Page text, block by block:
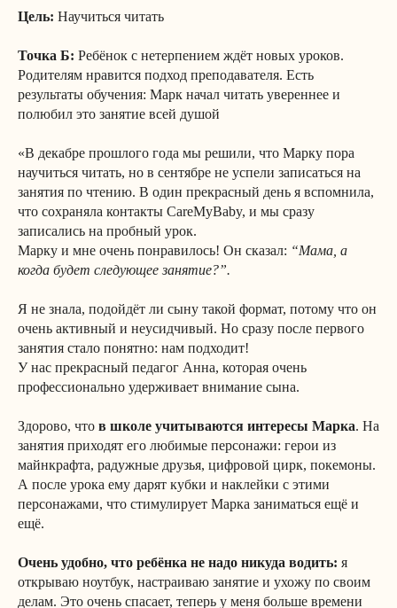
Цель: Научиться читать
Точка Б: Ребёнок с нетерпением ждёт новых уроков.
Родителям нравится подход преподавателя. Есть
результаты обучения: Марк начал читать увереннее и
полюбил это занятие всей душой
«В декабре прошлого года мы решили, что Марку пора
научиться читать, но в сентябре не успели записаться на
занятия по чтению. В один прекрасный день я вспомнила,
что сохраняла контакты CareMyBaby, и мы сразу
записались на пробный урок.
Марку и мне очень понравилось! Он сказал: “Мама, а
когда будет следующее занятие?”.
Я не знала, подойдёт ли сыну такой формат, потому что он
очень активный и неусидчивый. Но сразу после первого
занятия стало понятно: нам подходит!
У нас прекрасный педагог Анна, которая очень
профессионально удерживает внимание сына.
Здорово, что в школе учитываются интересы Марка. На
занятия приходят его любимые персонажи: герои из
майнкрафта, радужные друзья, цифровой цирк, покемоны.
А после урока ему дарят кубки и наклейки с этими
персонажами, что стимулирует Марка заниматься ещё и
ещё.
Очень удобно, что ребёнка не надо никуда водить: я
открываю ноутбук, настраиваю занятие и ухожу по своим
делам. Это очень спасает, теперь у меня больше времени